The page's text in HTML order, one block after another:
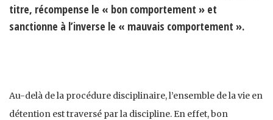
titre, récompense le « bon comportement » et
sanctionne à l’inverse le « mauvais comportement ».
Au-delà de la procédure disciplinaire, l’ensemble de la vie en
détention est traversé par la discipline. En effet, bon